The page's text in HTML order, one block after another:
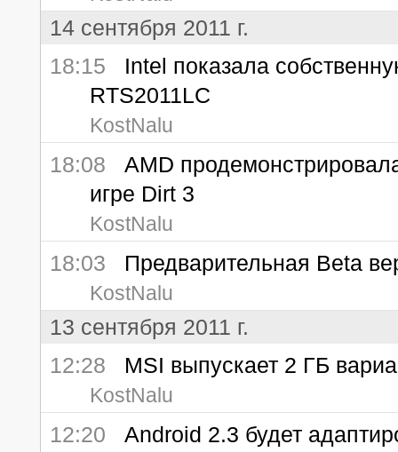
14 сентября 2011 г.
18:15 Intel показала
RTS2011LC
KostNalu
18:08 AMD
игре Dirt 3
KostNalu
18:03 Предварительная Beta
KostNalu
13 сентября 2011 г.
12:28 MSI выпускает 2 ГБ
KostNalu
12:20 Android 2.3 будет